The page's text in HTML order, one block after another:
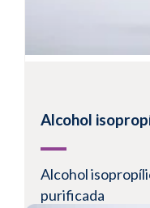
Alcohol
Alcohol
purificada